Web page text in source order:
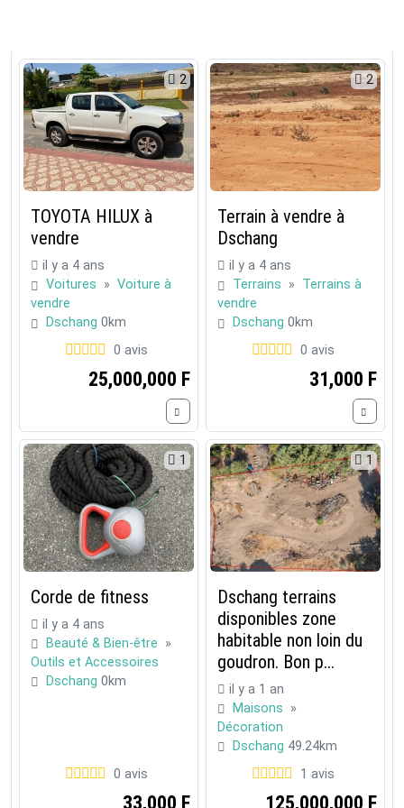
2
TOYOTA HILUX à
vendre
il y a 4 ans
Voitures » Voiture à
vendre
Dschang 0km
0 avis
25,000,000 F
2
Terrain à vendre à
Dschang
il y a 4 ans
Terrains » Terrains à
vendre
Dschang 0km
0 avis
31,000 F
1
Corde de fitness
il y a 4 ans
Beauté & Bien-être »
Outils et Accessoires
Dschang 0km
0 avis
33,000 F
1
Dschang terrains
disponibles zone
habitable non loin du
goudron. Bon p...
il y a 1 an
Maisons »
Décoration
Dschang 49.24km
1 avis
125,000,000 F